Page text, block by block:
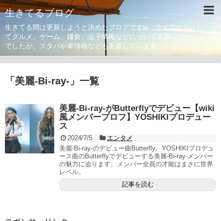
生きてるブログ
生きてる間は更新しようと決めたブログですw ライフログとし
てグルメ、ゲーム、鎌倉、逗子情報などについて更新。のつもり
でしたが、スタバや車情報なども更新しています。
「 美麗-Bi-ray- 」 一覧
美麗-Bi-ray-がButterflyでデビュー【wiki
風メンバープロフ】YOSHIKIプロデュー
ス
2024/7/5
エンタメ
美麗-Bi-ray-のデビュー曲Butterfly。YOSHIKIプロデュ
ース曲のButterflyでデビューする美麗-Bi-ray-メンバー
の魅力に迫ります。メンバー全員の才能はまさに世界
レベル。
記事を読む